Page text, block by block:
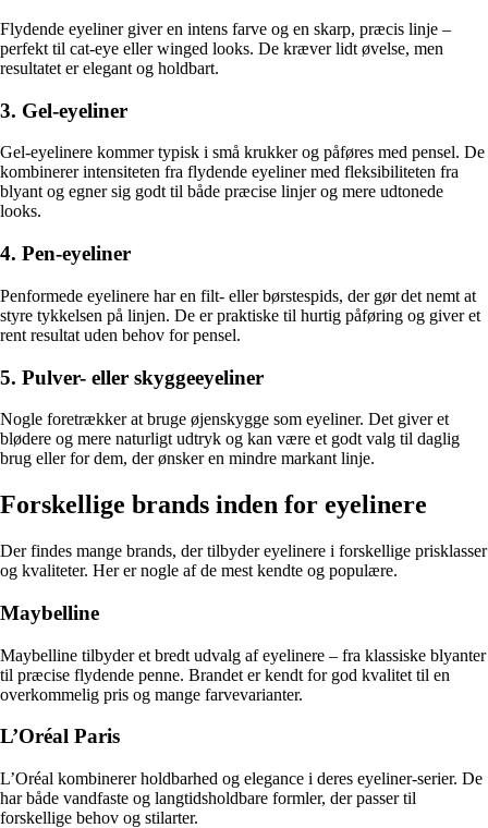
Flydende eyeliner giver en intens farve og en skarp, præcis linje –
perfekt til cat-eye eller winged looks. De kræver lidt øvelse, men
resultatet er elegant og holdbart.
3. Gel-eyeliner
Gel-eyelinere kommer typisk i små krukker og påføres med pensel. De
kombinerer intensiteten fra flydende eyeliner med fleksibiliteten fra
blyant og egner sig godt til både præcise linjer og mere udtonede
looks.
4. Pen-eyeliner
Penformede eyelinere har en filt- eller børstespids, der gør det nemt at
styre tykkelsen på linjen. De er praktiske til hurtig påføring og giver et
rent resultat uden behov for pensel.
5. Pulver- eller skyggeeyeliner
Nogle foretrækker at bruge øjenskygge som eyeliner. Det giver et
blødere og mere naturligt udtryk og kan være et godt valg til daglig
brug eller for dem, der ønsker en mindre markant linje.
Forskellige brands inden for eyelinere
Der findes mange brands, der tilbyder eyelinere i forskellige prisklasser
og kvaliteter. Her er nogle af de mest kendte og populære.
Maybelline
Maybelline tilbyder et bredt udvalg af eyelinere – fra klassiske blyanter
til præcise flydende penne. Brandet er kendt for god kvalitet til en
overkommelig pris og mange farvevarianter.
L’Oréal Paris
L’Oréal kombinerer holdbarhed og elegance i deres eyeliner-serier. De
har både vandfaste og langtidsholdbare formler, der passer til
forskellige behov og stilarter.